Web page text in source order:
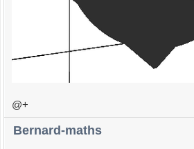
@+
Bernard-maths